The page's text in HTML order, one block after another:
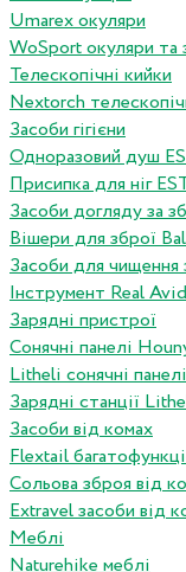
Umarex окуляри
WoSport окуляри та
Телескопічні кийки
Nextorch
Засоби гігієни
Одноразовий душ
Присипка для ніг
Засоби догляду за
Вішери для зброї
Засоби для чищення
Інструмент Real Avid
Зарядні пристрої
Сонячні панелі
Litheli сонячні панелі
Зарядні станції
Засоби від комах
Flextail
Сольова зброя від
Extravel засоби від
Меблі
Naturehike меблі